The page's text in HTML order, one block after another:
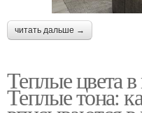
читать дальше →
Теплые цвета в
Теплые тона: